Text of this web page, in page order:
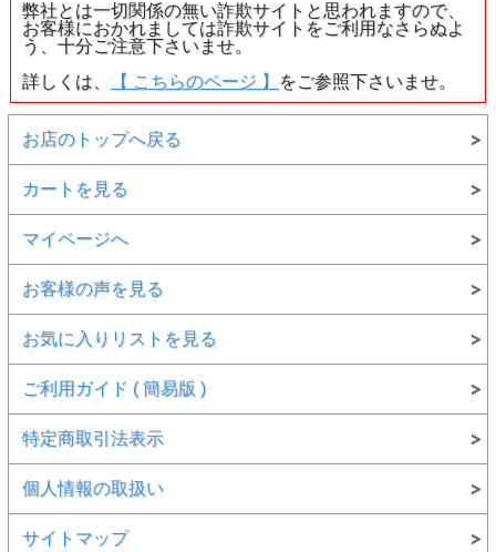
▲中央宝石研究所 ソーティング画像
●蛍光性の面白いダイヤモンドです。
●蛍光性とは、紫外線やX線など波長の短い光線を当てると
放射ルミネッセンスの結果、第一次光とは違った色の第二次
光を発する性質を言います。
一般的には、ブラック・ライトなどを当てることで簡単にダ
イヤなどの蛍光性を楽しむことが出来ます。
●ダイヤモンドは通常、蛍光性が無い(None)、弱い(Faint)、
が多く、蛍光性として多い色はブルーとなっています。
このダイヤのように元の色が淡い若草色のような色合いで、
蛍光性が鮮やかな黄緑色系というキレイなものは持っていて
も良いダイヤだと思います。
●上記の色の移り変わり(?)はいずれも黒い背景での観察結果
弊社とは一切関係の無い詐欺サイトと思われますので、
お客様におかれましては詐欺サイトをご利用なさらぬよ
う、十分ご注意下さいませ。
詳しくは、
【 こちらのページ 】 をご参照下さいませ。
お店のトップへ戻る
カートを見る
マイページへ
お客様の声を見る
お気に入りリストを見る
ご利用ガイド ( 簡易版 )
特定商取引法表示
個人情報の取扱い
サイトマップ